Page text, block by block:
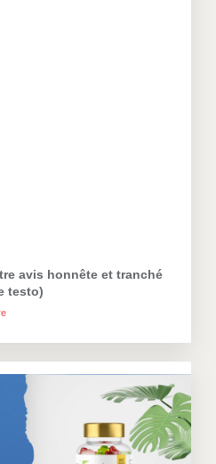
avis honnête et tranché
testo)